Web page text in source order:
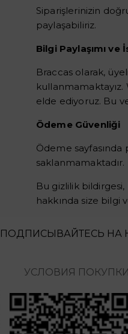
Siparişlerinizin
paylaşabiliriz.
Bilgi Paylaşımı
Braccas olarak,
elde ediyoruz. Bu
Ödeme Güvenliği
Ödeme sayfasında
saklanmamaktadır.
Bu gizlilik
hakkında size bilgi
ПОДПИСЫВАЙТЕСЬ НА
УСЛОВИЯ ПОКУПКИ